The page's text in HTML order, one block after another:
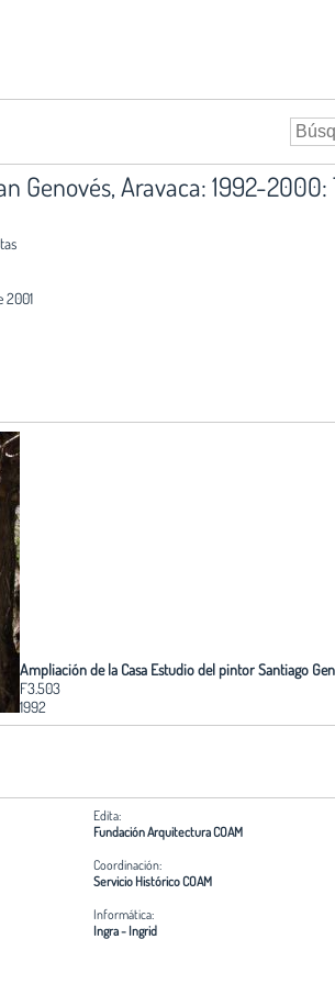
Genovés, Aravaca: 1992-
2001
Ampliación de la Casa Estudio del pintor Santiago
F3.503
1992
Edita:
Fundación Arquitectura COAM
Coordinación:
Servicio Histórico COAM
Informática:
Ingra - Ingrid